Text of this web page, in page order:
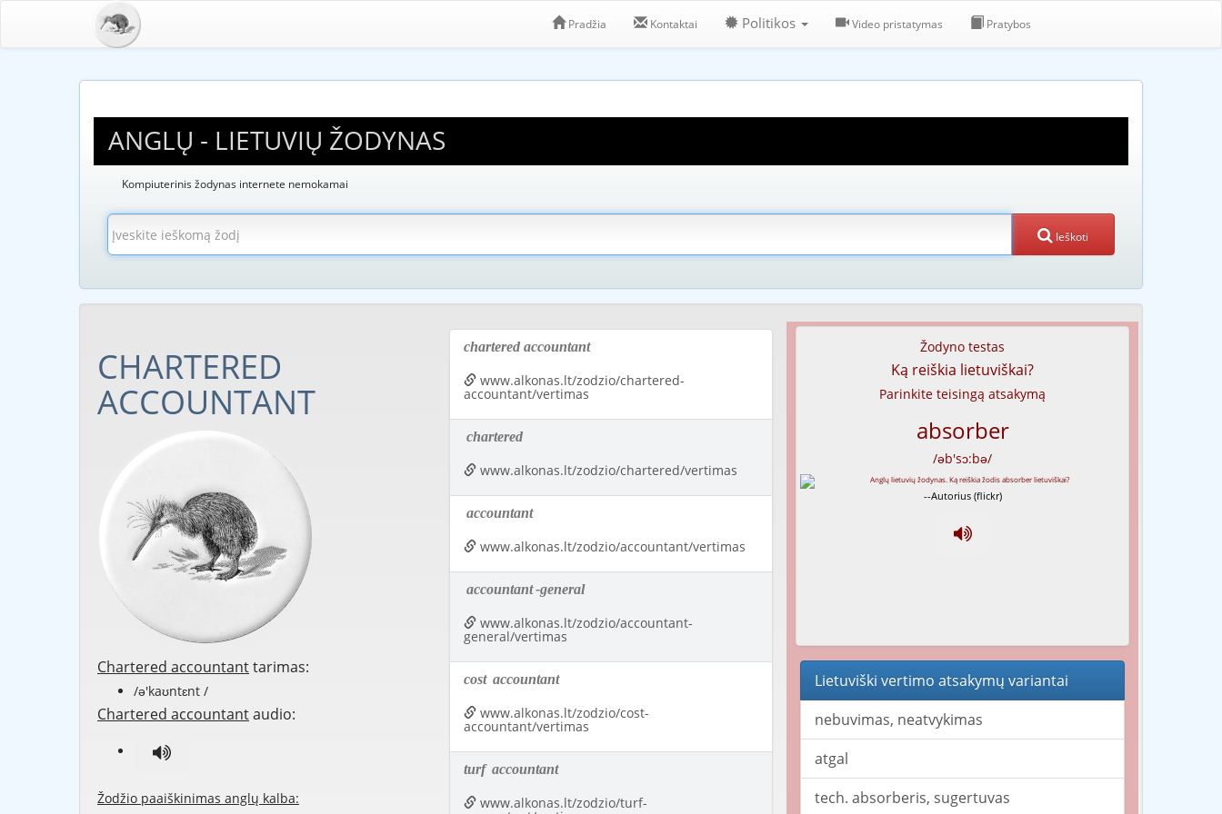
Pradžia Kontaktai Politikos Video pristatymas Pratybos
ANGLŲ - LIETUVIŲ ŽODYNAS
Kompiuterinis žodynas internete nemokamai
Ieškoti
CHARTERED
ACCOUNTANT
Chartered accountanttarimas:
/ə'kaʊntɛnt /
Chartered accountantaudio:
Žodžio paaiškinimas anglų kalba:
chartered accountant
www.alkonas.lt/zodzio/chartered-
accountant/vertimas
chartered
www.alkonas.lt/zodzio/chartered/vertimas
accountant
www.alkonas.lt/zodzio/accountant/vertimas
accountant-general
www.alkonas.lt/zodzio/accountant-
general/vertimas
cost accountant
www.alkonas.lt/zodzio/cost-
accountant/vertimas
turf accountant
www.alkonas.lt/zodzio/turf-
Žodyno testas
Ką reiškia lietuviškai?
Parinkite teisingą atsakymą
absorber
/əb'sɔ:bə/
--Autorius (flickr)
Lietuviški vertimo atsakymų variantai
nebuvimas, neatvykimas
atgal
tech. absorberis, sugertuvas